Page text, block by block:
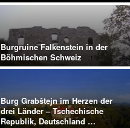
Burgruine Falkenstein in der
Böhmischen Schweiz
Burg Grabštejn im Herzen der
drei Länder – Tschechische
Republik, Deutschland …